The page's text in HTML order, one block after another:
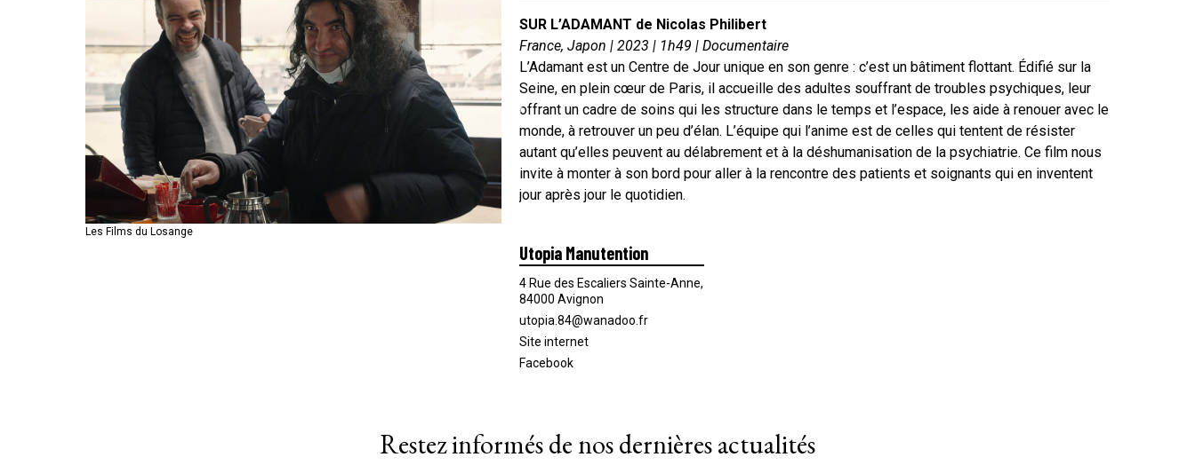
Les Films du Losange
Les Films du Losange
© Les Films du Losange
SUR L’ADAMANT de Nicolas Philibert
France, Japon | 2023 | 1h49 | Documentaire
L’Adamant est un Centre de Jour unique en son genre : c’est un bâtiment flottant. Édifié sur la
Seine, en plein cœur de Paris, il accueille des adultes souffrant de troubles psychiques, leur
offrant un cadre de soins qui les structure dans le temps et l’espace, les aide à renouer avec le
monde, à retrouver un peu d’élan. L’équipe qui l’anime est de celles qui tentent de résister
autant qu’elles peuvent au délabrement et à la déshumanisation de la psychiatrie. Ce film nous
invite à monter à son bord pour aller à la rencontre des patients et soignants qui en inventent
jour après jour le quotidien.
Utopia Manutention
4 Rue des Escaliers Sainte-Anne,
84000 Avignon
utopia.84@wanadoo.fr
Site internet
Facebook
Restez informés de nos dernières actualités